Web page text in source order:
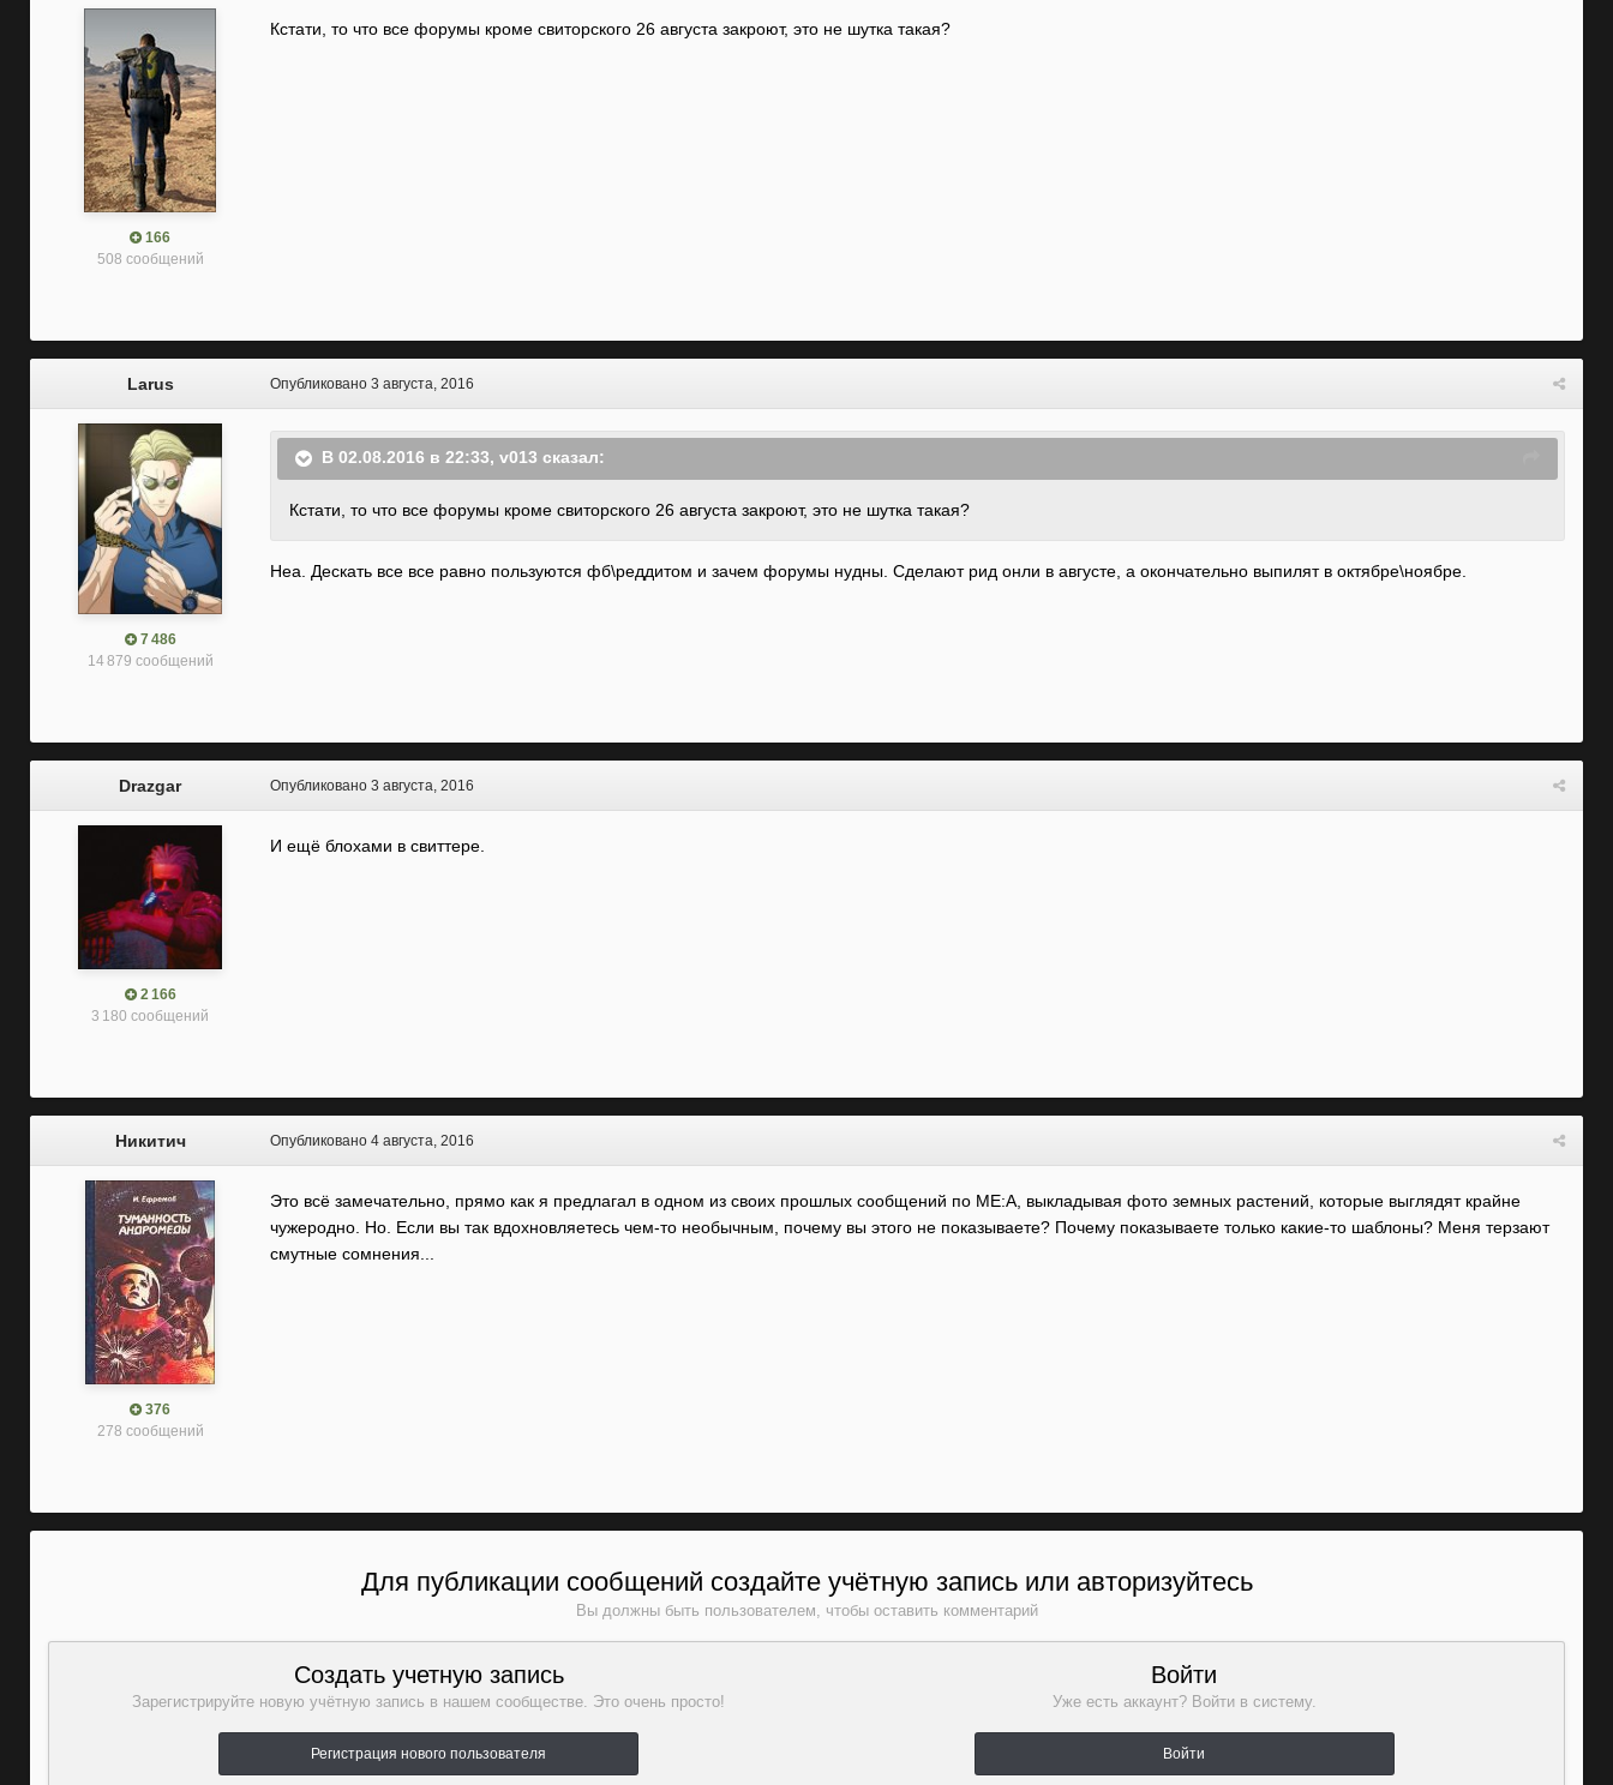
166
508 сообщений
Кстати, то что все форумы кроме свиторского 26 августа закроют, это не шутка такая?
Larus
7 486
14 879 сообщений
Опубликовано 3 августа, 2016
В 02.08.2016 в 22:33, v013 сказал:
Кстати, то что все форумы кроме свиторского 26 августа закроют, это не шутка такая?
Неа. Дескать все все равно пользуются фб\реддитом и зачем форумы нудны. Сделают рид онли в августе, а окончательно выпилят в октябре\ноябре.
Drazgar
2 166
3 180 сообщений
Опубликовано 3 августа, 2016
И ещё блохами в свиттере.
Никитич
376
278 сообщений
Опубликовано 4 августа, 2016
Это всё замечательно, прямо как я предлагал в одном из своих прошлых сообщений по МЕ:А, выкладывая фото земных растений, которые выглядят крайне
чужеродно. Но. Если вы так вдохновляетесь чем-то необычным, почему вы этого не показываете? Почему показываете только какие-то шаблоны? Меня терзают
смутные сомнения...
Для публикации сообщений создайте учётную запись или авторизуйтесь
Вы должны быть пользователем, чтобы оставить комментарий
Создать учетную запись
Зарегистрируйте новую учётную запись в нашем сообществе. Это очень просто!
Регистрация нового пользователя
Войти
Уже есть аккаунт? Войти в систему.
Войти